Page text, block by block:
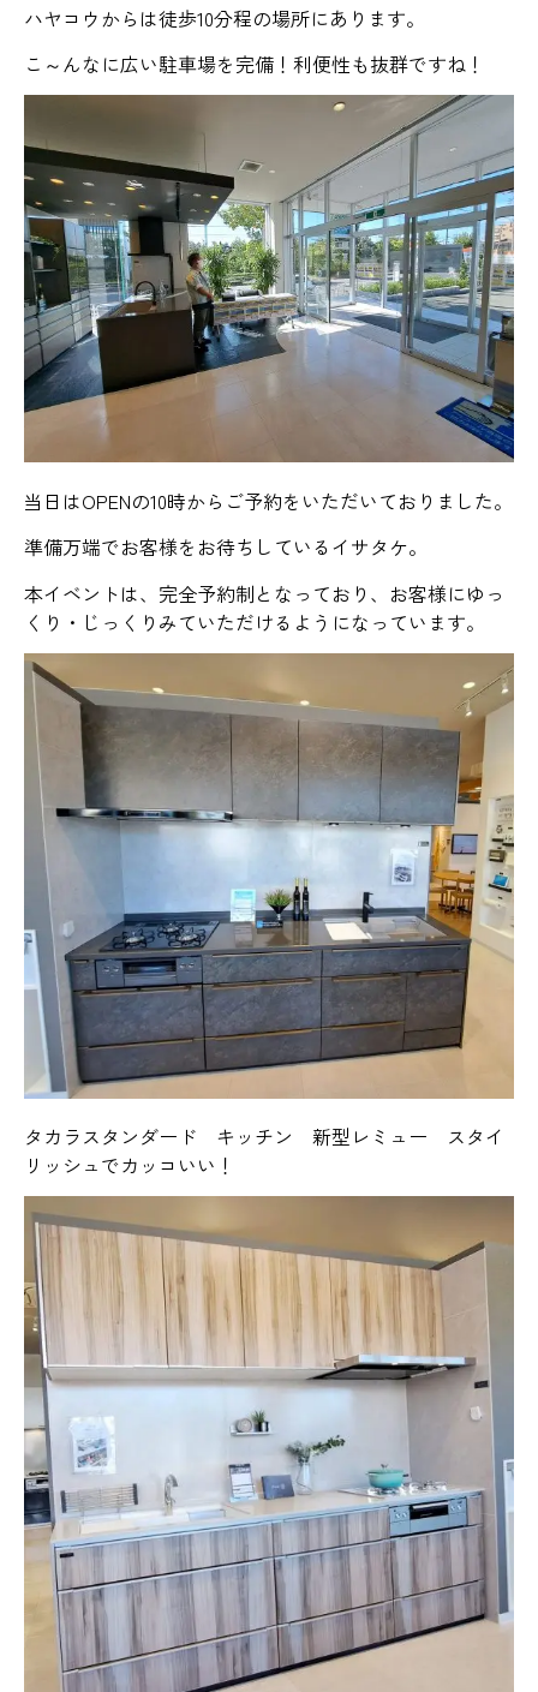
ハヤコウからは徒歩10分程の場所にあります。
こ～んなに広い駐車場を完備！利便性も抜群ですね！
当日はOPENの10時からご予約をいただいておりました。
準備万端でお客様をお待ちしているイサタケ。
本イベントは、完全予約制となっており、お客様にゆっ
くり・じっくりみていただけるようになっています。
タカラスタンダード キッチン 新型レミュー スタイ
リッシュでカッコいい！